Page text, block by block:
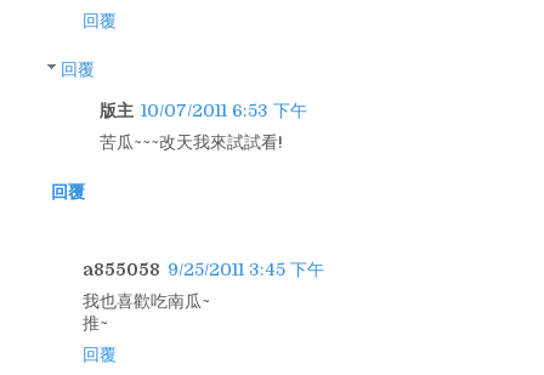
回覆
回覆
版主 10/07/2011 6:53 下午
苦瓜~~~改天我來試試看!
回覆
a855058 9/25/2011 3:45 下午
我也喜歡吃南瓜~
推~
回覆